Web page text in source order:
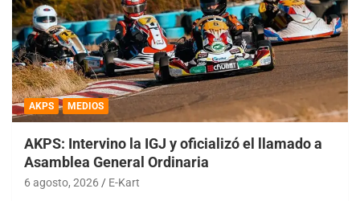
AKPS MEDIOS
AKPS: Intervino la IGJ y oficializó el llamado a
Asamblea General Ordinaria
6 agosto, 2026 E-Kart